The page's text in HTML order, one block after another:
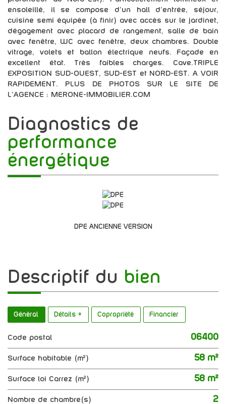
ensoleillé, il se compose d'un hall d'entrée, séjour,
cuisine semi équipée (à finir) avec accès sur le jardinet,
dégagement avec placard de rangement, salle de bain
avec fenêtre, WC avec fenêtre, deux chambres. Double
vitrage, volets et ballon électrique neufs. Façade en
excellent état. Très faibles charges. Cave.TRIPLE
EXPOSITION SUD-OUEST, SUD-EST et NORD-EST. A VOIR
RAPIDEMENT. PLUS DE PHOTOS SUR LE SITE DE
L'AGENCE : MERONE-IMMOBILIER.COM
diagnostics de
performance
énergétique
DPE ANCIENNE VERSION
descriptif du bien
Général Détails + Copropriété Financier
Code postal 06400
Surface habitable (m²) 58 m²
Surface loi Carrez (m²) 58 m²
Nombre de chambre(s) 2